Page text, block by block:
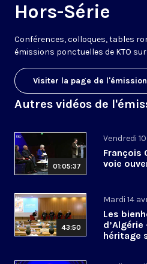
Hors-Série
Conférences, colloques, tables
émissions ponctuelles de KTO
Visiter la page de l'émission
Autres vidéos de
01:05:37
Vendredi
François
voie
43:50
Mardi 14
Les
héritage